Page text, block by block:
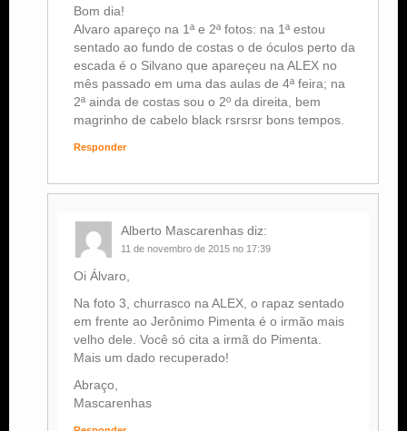
Bom dia!
Alvaro apareço na 1ª e 2ª fotos: na 1ª estou
sentado ao fundo de costas o de óculos perto da
escada é o Silvano que apareçeu na ALEX no
mês passado em uma das aulas de 4ª feira; na
2ª ainda de costas sou o 2º da direita, bem
magrinho de cabelo black rsrsrsr bons tempos.
Responder
Alberto Mascarenhas diz:
11 de novembro de 2015 no 17:39
Oi Álvaro,
Na foto 3, churrasco na ALEX, o rapaz sentado
em frente ao Jerônimo Pimenta é o irmão mais
velho dele. Você só cita a irmã do Pimenta.
Mais um dado recuperado!
Abraço,
Mascarenhas